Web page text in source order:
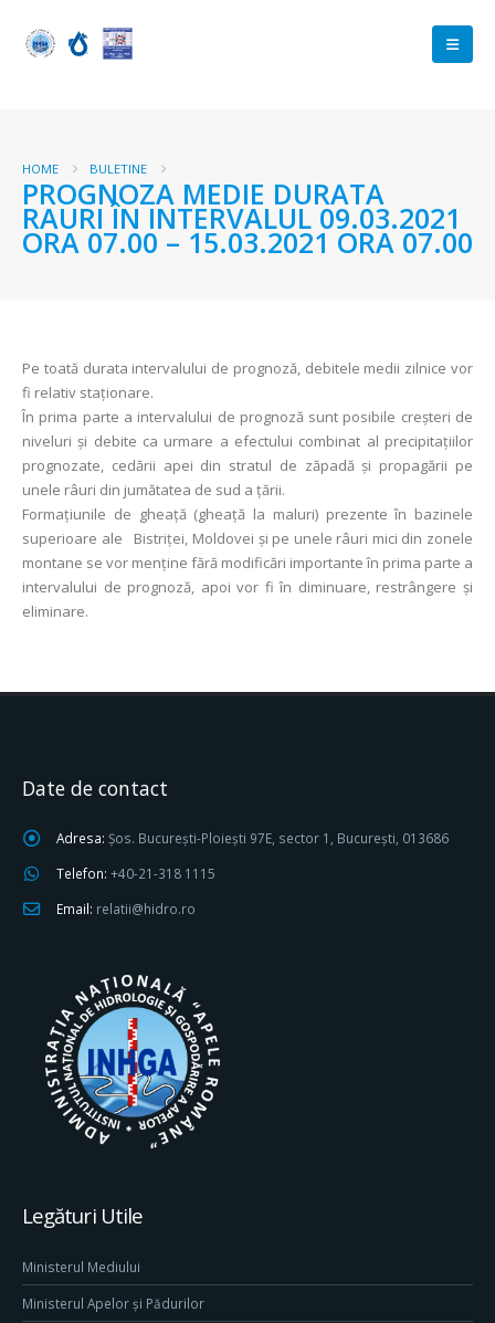
HOME BULETINE
PROGNOZA MEDIE DURATA
RAURI ÎN INTERVALUL 09.03.2021
ORA 07.00 – 15.03.2021 ORA 07.00
Pe toată durata intervalului de prognoză, debitele medii zilnice vor
fi relativ staționare.
În prima parte a intervalului de prognoză sunt posibile creșteri de
niveluri și debite ca urmare a efectului combinat al precipitațiilor
prognozate, cedării apei din stratul de zăpadă și propagării pe
unele râuri din jumătatea de sud a ţării.
Formațiunile de gheață (gheață la maluri) prezente în bazinele
superioare ale Bistriței, Moldovei și pe unele râuri mici din zonele
montane se vor menține fără modificări importante în prima parte a
intervalului de prognoză, apoi vor fi în diminuare, restrângere și
eliminare.
Date de contact
Adresa: Șos. București-Ploiești 97E, sector 1, București, 013686
Telefon: +40-21-318 1115
Email: relatii@hidro.ro
Legături Utile
Ministerul Mediului
Ministerul Apelor și Pădurilor